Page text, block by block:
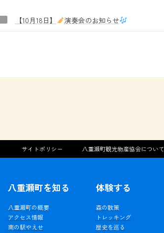
【10月18日】 演奏会のお知らせ
サイトポリシー 八重瀬町観光物産協会について
八重瀬町を知る
八重瀬町の概要
アクセス情報
南の駅やえせ
体験する
森の散策
トレッキング
歴史を巡る